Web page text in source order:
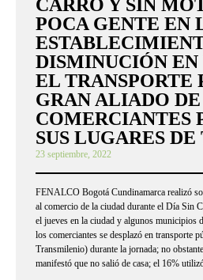
CARRO Y SIN
POCA GENTE EN
DISMINUCIÓN EN
EL TRANSPORTE
GRAN ALIADO
COMERCIANTES
SUS LUGARES
23 septiembre, 2022
FENALCO Bogotá Cundinamarca realizó
al comercio de la ciudad durante el Día Sin
el jueves en la ciudad y algunos municipios
los comerciantes se desplazó en transporte
Transmilenio) durante la jornada; no
manifestó que no salió de casa; el 16%